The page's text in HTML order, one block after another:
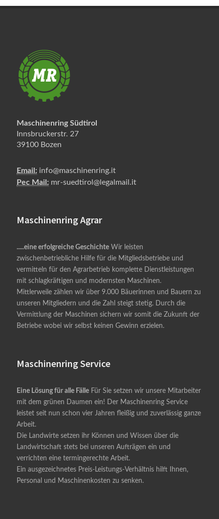
Maschinenring Südtirol
Innsbruckerstr. 27
39100 Bozen
Email: info@maschinenring.it
Pec Mail: mr-suedtirol@legalmail.it
Maschinenring Agrar
.....eine erfolgreiche Geschichte Wir leisten
zwischenbetriebliche Hilfe für die Mitgliedsbetriebe und
vermitteln für den Agrarbetrieb komplette Dienstleistungen
mit schlagkräftigen und modernsten Maschinen.
Mittlerweile zählen wir über 9.000 Bäuerinnen und Bauern zu
unseren Mitgliedern und die Zahl steigt stetig. Durch die
Vermittlung der Maschinen sichern wir somit die Zukunft der
Betriebe wobei wir selbst keinen Gewinn erzielen.
Maschinenring Service
Eine Lösung für alle Fälle Für Sie setzen wir unsere Mitarbeiter
mit dem grünen Daumen ein! Der Maschinenring Service
leistet seit nun schon vier Jahren fleißig und zuverlässig ganze
Arbeit.
Die Landwirte setzen ihr Können und Wissen über die
Landwirtschaft stets bei unseren Aufträgen ein und
verrichten eine termingerechte Arbeit.
Ein ausgezeichnetes Preis-Leistungs-Verhältnis hilft Ihnen,
Personal und Maschinenkosten zu senken.